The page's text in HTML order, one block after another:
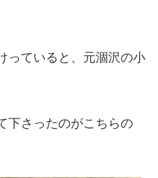
っていると、元涸沢の小
下さったのがこちらの